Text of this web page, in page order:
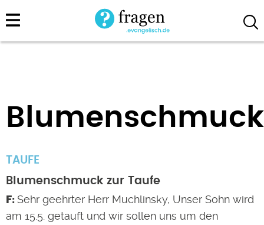
Direkt
zum
Blumenschmuck
TAUFE
Blumenschmuck zur Taufe
Sehr geehrter Herr Muchlinsky, Unser Sohn wird
am 15.5. getauft und wir sollen uns um den